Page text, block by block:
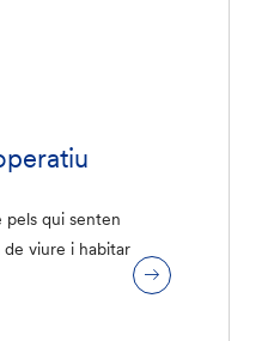
pels qui senten
viure i habitar